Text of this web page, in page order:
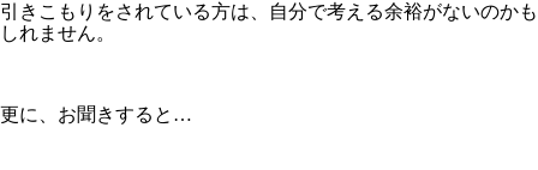
引きこもりをされている方は、自分で考える余裕がないのかも
しれません。
更に、お聞きすると…